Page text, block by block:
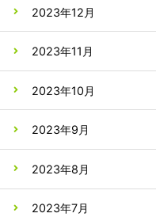
2023年12月
2023年11月
2023年10月
2023年9月
2023年8月
2023年7月